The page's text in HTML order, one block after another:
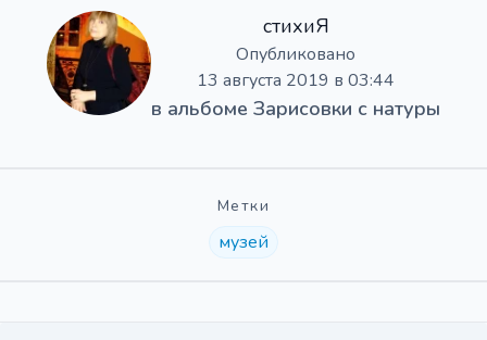
стихиЯ
Опубликовано
13 августа 2019 в 03:44
в альбоме Зарисовки с натуры
Метки
музей